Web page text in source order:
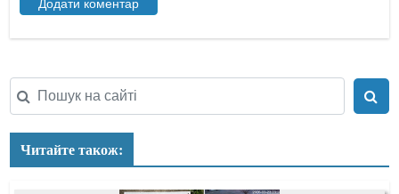
Читайте також: